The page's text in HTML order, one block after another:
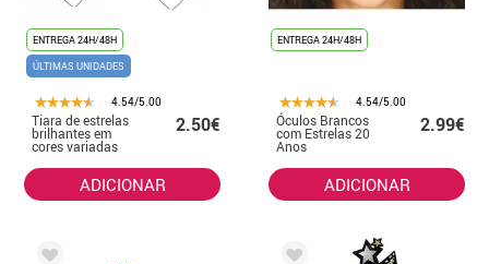
ENTREGA 24H/48H
ÚLTIMAS UNIDADES
4.54/5.00
Tiara de estrelas
brilhantes em
cores variadas
2.50€
ADICIONAR
ENTREGA 24H/48H
4.54/5.00
Óculos Brancos
com Estrelas 20
Anos
2.99€
ADICIONAR